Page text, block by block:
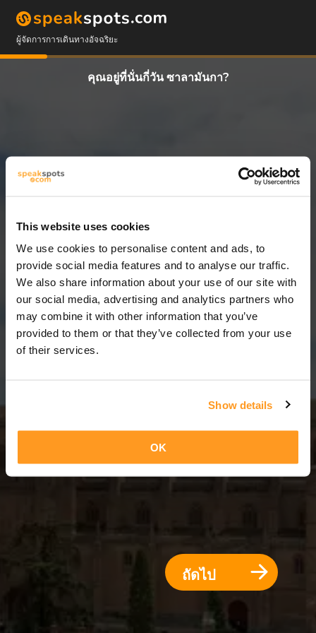
This website uses cookies
We use cookies to personalise content and ads, to
provide social media features and to analyse our traffic.
We also share information about your use of our site with
our social media, advertising and analytics partners who
may combine it with other information that you’ve
provided to them or that they’ve collected from your use
of their services.
Show details
OK
ผู้จัดการการเดินทางอัจฉริยะ
คุณอยู่ที่นั่นกี่วัน ซาลามันกา?
11 วัน = 10 คืน
ถัดไป